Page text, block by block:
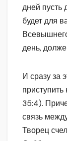
дней пусть
будет для
день,
И сразу за
35:4).
связь
Творец